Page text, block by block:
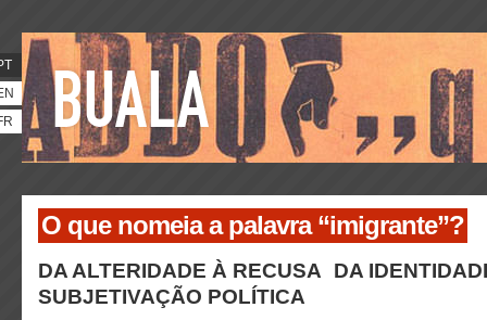
O que nomeia a palavra “imigrante”?
DA ALTERIDADE À RECUSA DA
SUBJETIVAÇÃO POLÍTICA